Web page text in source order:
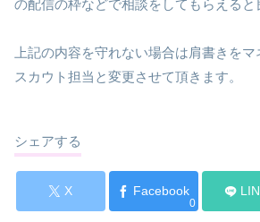
の配信の枠などで相談をしてもらえると
上記の内容を守れない場合は肩書きをマ
スカウト担当と変更させて頂きます。
シェアする
X Facebook
0